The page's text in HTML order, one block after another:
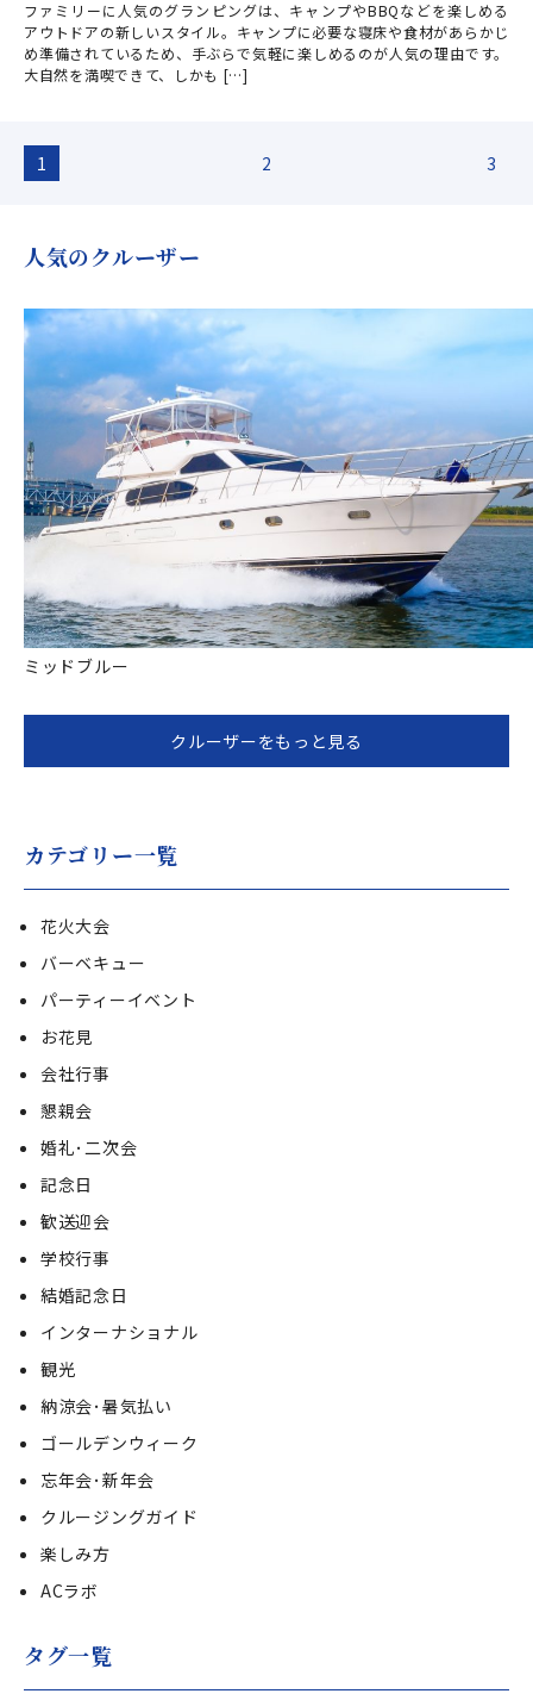
ファミリーに人気のグランピングは、キャンプやBBQなどを楽しめる
アウトドアの新しいスタイル。キャンプに必要な寝床や食材があらかじ
め準備されているため、手ぶらで気軽に楽しめるのが人気の理由です。
大自然を満喫できて、しかも […]
1 2 3
人気のクルーザー
ミッドブルー
クルーザーをもっと見る
カテゴリー一覧
花火大会
バーベキュー
パーティーイベント
お花見
会社行事
懇親会
婚礼･二次会
記念日
歓送迎会
学校行事
結婚記念日
インターナショナル
観光
納涼会･暑気払い
ゴールデンウィーク
忘年会･新年会
クルージングガイド
楽しみ方
ACラボ
タグ一覧